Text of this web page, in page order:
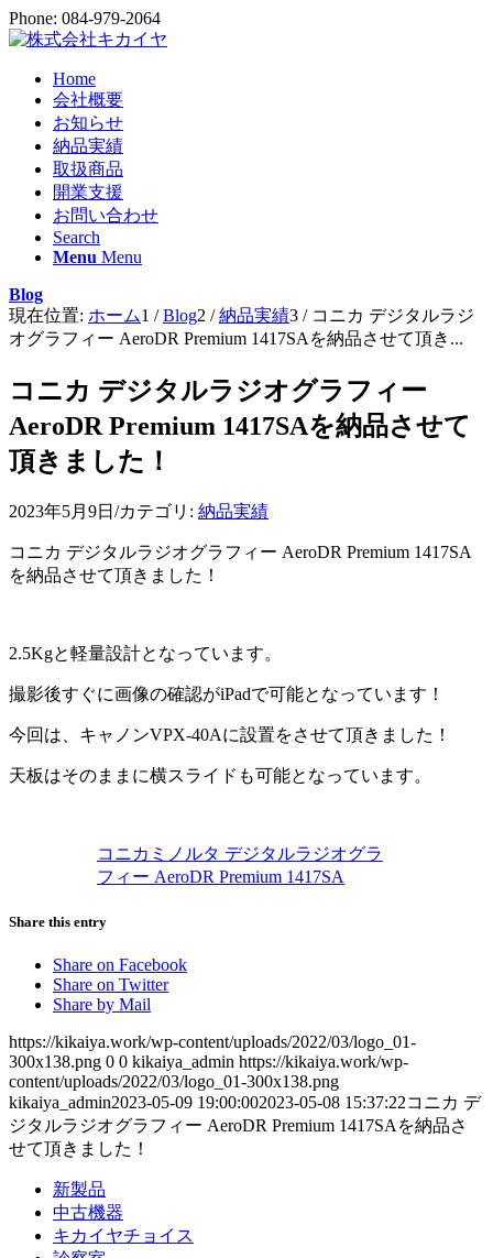
Phone: 084-979-2064
Home
会社概要
お知らせ
納品実績
取扱商品
開業支援
お問い合わせ
Search
Menu Menu
Blog
現在位置: ホーム1 / Blog2 / 納品実績3 / コニカ デジタルラジ
オグラフィー AeroDR Premium 1417SAを納品させて頂き...
コニカ デジタルラジオグラフィー
AeroDR Premium 1417SAを納品させて
頂きました！
2023年5月9日 /カテゴリ: 納品実績
コニカ デジタルラジオグラフィー AeroDR Premium 1417SA
を納品させて頂きました！
2.5Kgと軽量設計となっています。
撮影後すぐに画像の確認がiPadで可能となっています！
今回は、キャノンVPX-40Aに設置をさせて頂きました！
天板はそのままに横スライドも可能となっています。
コニカミノルタ デジタルラジオグラ
フィー AeroDR Premium 1417SA
Share this entry
Share on Facebook
Share on Twitter
Share by Mail
https://kikaiya.work/wp-content/uploads/2022/03/logo_01-
300x138.png 0 0 kikaiya_admin https://kikaiya.work/wp-
content/uploads/2022/03/logo_01-300x138.png
kikaiya_admin2023-05-09 19:00:002023-05-08 15:37:22コニカ デ
ジタルラジオグラフィー AeroDR Premium 1417SAを納品さ
せて頂きました！
新製品
中古機器
キカイヤチョイス